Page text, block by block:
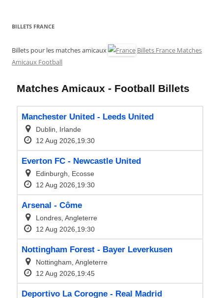
BILLETS FRANCE
Billets pour les matches amicaux
Billets France Matches
Amicaux Football